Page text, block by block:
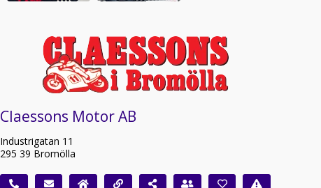
Claessons Motor AB
Industrigatan 11
295 39 Bromölla